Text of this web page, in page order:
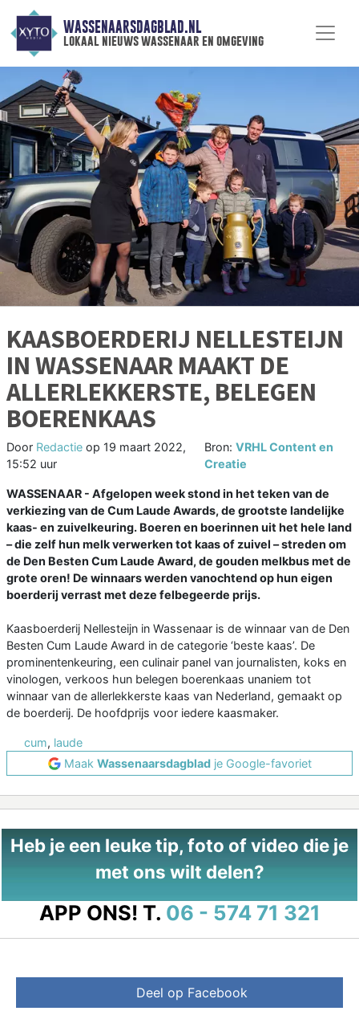
WASSENAARSDAGBLAD.NL
lokaal nieuws wassenaar en omgeving
KAASBOERDERIJ NELLESTEIJN
IN WASSENAAR MAAKT DE
ALLERLEKKERSTE, BELEGEN
BOERENKAAS
Door Redactie op 19 maart 2022,
15:52 uur
Bron:VRHL Content en
Creatie
WASSENAAR - Afgelopen week stond in het teken van de
verkiezing van de Cum Laude Awards, de grootste landelijke
kaas- en zuivelkeuring. Boeren en boerinnen uit het hele land
– die zelf hun melk verwerken tot kaas of zuivel – streden om
de Den Besten Cum Laude Award, de gouden melkbus met de
grote oren! De winnaars werden vanochtend op hun eigen
boerderij verrast met deze felbegeerde prijs.
Kaasboerderij Nellesteijn in Wassenaar is de winnaar van de Den
Besten Cum Laude Award in de categorie ‘beste kaas’. De
prominentenkeuring, een culinair panel van journalisten, koks en
vinologen, verkoos hun belegen boerenkaas unaniem tot
winnaar van de allerlekkerste kaas van Nederland, gemaakt op
de boerderij. De hoofdprijs voor iedere kaasmaker.
cum, laude
Maak Wassenaarsdagbladje Google-favoriet
Heb je een leuke tip, foto of video die je
met ons wilt delen?
APP ONS! T. 06 - 574 71 321
Deel op Facebook